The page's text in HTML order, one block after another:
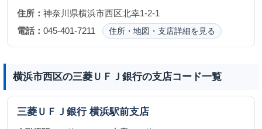
住所： 神奈川県横浜市西区北幸1-2-1
電話： 045-401-7211 住所・地図・支店詳細を見る
横浜市西区の三菱ＵＦＪ銀行の支店コード一覧
三菱ＵＦＪ銀行 横浜駅前支店